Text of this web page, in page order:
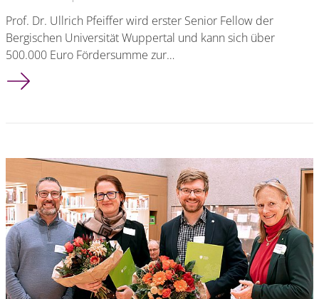
Prof. Dr. Ullrich Pfeiffer wird erster Senior Fellow der
Bergischen Universität Wuppertal und kann sich über
500.000 Euro Fördersumme zur…
Erster Senior Fellow der BUW aus FK6